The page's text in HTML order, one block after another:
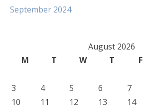
September 2024
August 2026
M
T W T F
3
4 5 6 7
10
11 12 13 14